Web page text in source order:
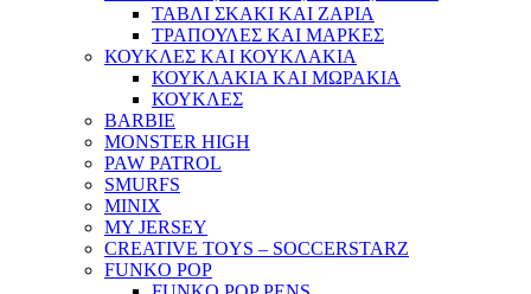
ΤΑΒΛΙ ΣΚΑΚΙ ΚΑΙ ΖΑΡΙΑ
ΤΡΑΠΟΥΛΕΣ ΚΑΙ ΜΑΡΚΕΣ
ΚΟΥΚΛΕΣ ΚΑΙ ΚΟΥΚΛΑΚΙΑ
ΚΟΥΚΛΑΚΙΑ ΚΑΙ ΜΩΡΑΚΙΑ
ΚΟΥΚΛΕΣ
BARBIE
MONSTER HIGH
PAW PATROL
SMURFS
MINIX
MY JERSEY
CREATIVE TOYS – SOCCERSTARZ
FUNKO POP